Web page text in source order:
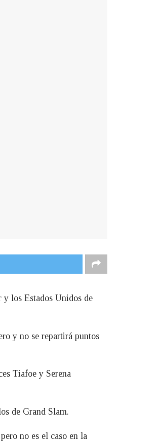
y los Estados Unidos de
y no se repartirá puntos
Tiafoe y Serena
de Grand Slam.
no es el caso en la